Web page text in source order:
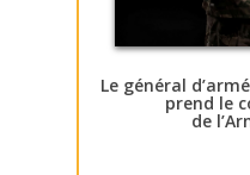
Le général
prend le
de